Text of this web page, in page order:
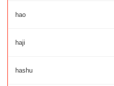
hao
haji
hashu